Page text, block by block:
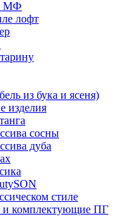
МФ
лофт
из бука и ясеня)
изделия
сосны
дуба
стиле
комплектующие ПГ